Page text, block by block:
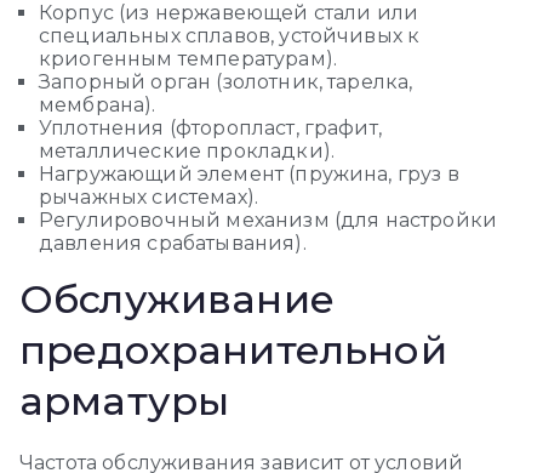
Корпус (из нержавеющей стали или
специальных сплавов, устойчивых к
криогенным температурам).
Запорный орган (золотник, тарелка,
мембрана).
Уплотнения (фторопласт, графит,
металлические прокладки).
Нагружающий элемент (пружина, груз в
рычажных системах).
Регулировочный механизм (для настройки
давления срабатывания).
Обслуживание
предохранительной
арматуры
Частота обслуживания зависит от условий